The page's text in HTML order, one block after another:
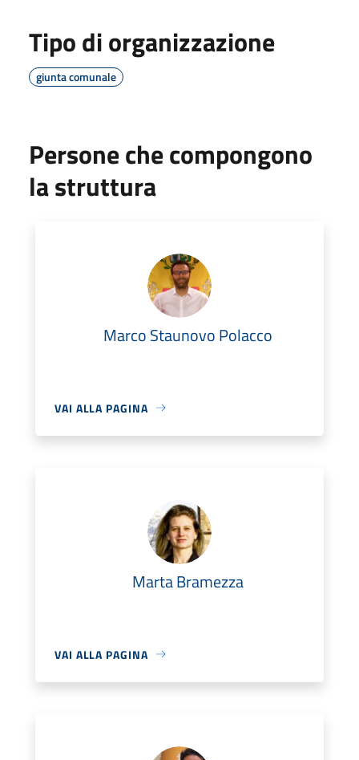
Tipo di organizzazione
giunta comunale
Persone che compongono
la struttura
Marco Staunovo Polacco
VAI ALLA PAGINA
Marta Bramezza
VAI ALLA PAGINA